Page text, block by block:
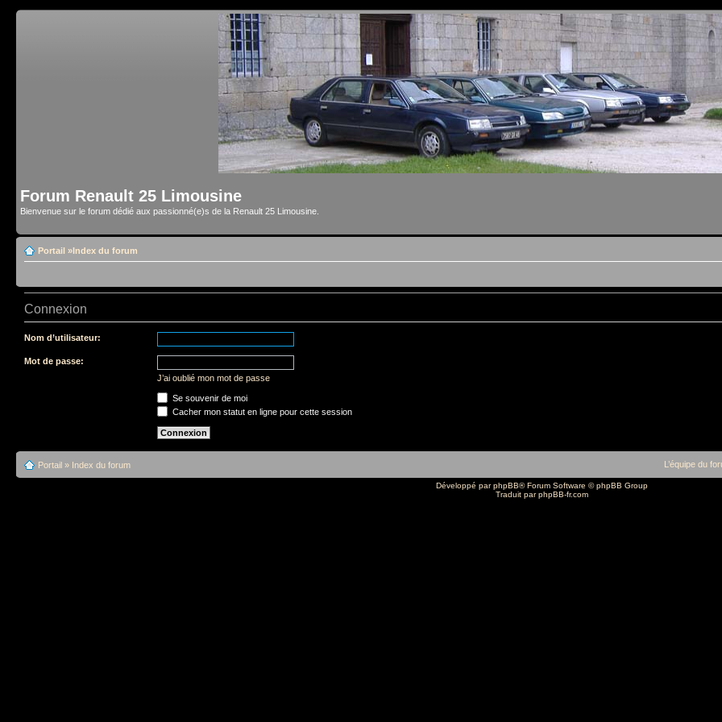
Forum Renault 25 Limousine
Bienvenue sur le forum dédié aux passionné(e)s de la Renault 25 Limousine.
Portail »Index du forum
Connexion
Nom d’utilisateur:
Mot de passe:
J’ai oublié mon mot de passe
Se souvenir de moi
Cacher mon statut en ligne pour cette session
Portail » Index du forum L’équipe du
Développé parphpBB® Forum Software © phpBB Group
Traduit parphpBB-fr.com